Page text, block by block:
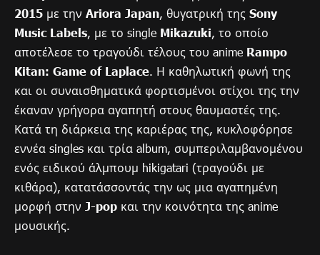
2015 με την Ariora Japan, θυγατρική της Sony
Music Labels, με το single Mikazuki, το οποίο
αποτέλεσε το τραγούδι τέλους του anime Rampo
Kitan: Game of Laplace. Η καθηλωτική φωνή της
και οι συναισθηματικά φορτισμένοι στίχοι της την
έκαναν γρήγορα αγαπητή στους θαυμαστές της.
Κατά τη διάρκεια της καριέρας της, κυκλοφόρησε
εννέα singles και τρία album, συμπεριλαμβανομένου
ενός ειδικού άλμπουμ hikigatari (τραγούδι με
κιθάρα), κατατάσσοντάς την ως μια αγαπημένη
μορφή στην J-pop και την κοινότητα της anime
μουσικής.